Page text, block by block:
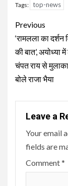
Tags: top-news
Previous
‘रामलला का दर्शन
की बात’, अयोध्या
चंपत राय से
बोले राजा भैया
Leave a
Your email
fields are
Comment*